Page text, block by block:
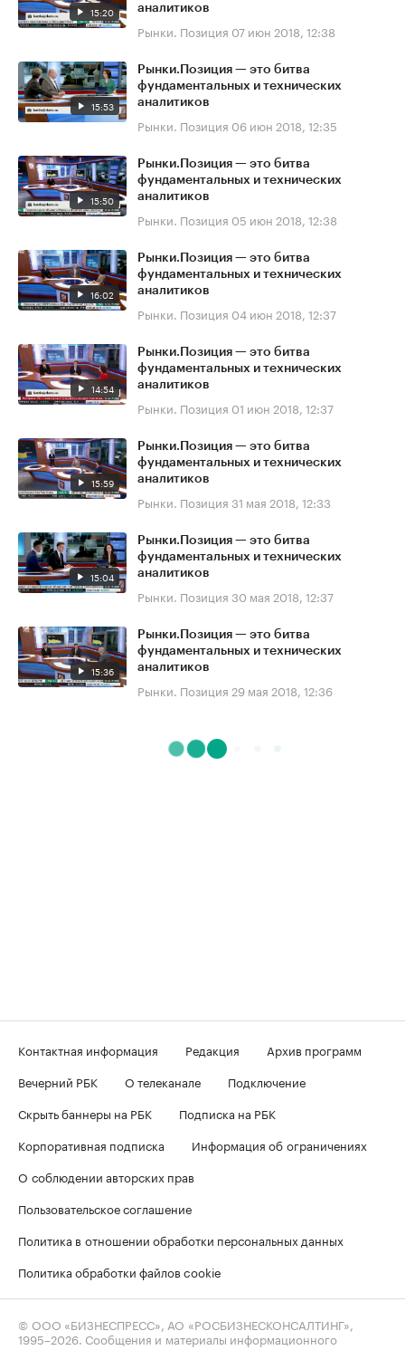
15:20
аналитиков
Рынки. Позиция 07 июн 2018, 12:38
15:53
Рынки.Позиция — это битва
фундаментальных и технических
аналитиков
Рынки. Позиция 06 июн 2018, 12:35
15:50
Рынки.Позиция — это битва
фундаментальных и технических
аналитиков
Рынки. Позиция 05 июн 2018, 12:38
16:02
Рынки.Позиция — это битва
фундаментальных и технических
аналитиков
Рынки. Позиция 04 июн 2018, 12:37
14:54
Рынки.Позиция — это битва
фундаментальных и технических
аналитиков
Рынки. Позиция 01 июн 2018, 12:37
15:59
Рынки.Позиция — это битва
фундаментальных и технических
аналитиков
Рынки. Позиция 31 мая 2018, 12:33
15:04
Рынки.Позиция — это битва
фундаментальных и технических
аналитиков
Рынки. Позиция 30 мая 2018, 12:37
15:36
Рынки.Позиция — это битва
фундаментальных и технических
аналитиков
Рынки. Позиция 29 мая 2018, 12:36
Контактная информация Редакция
Архив программ
Вечерний РБК
О телеканале
Подключение
Скрыть баннеры на РБК
Подписка на РБК
Корпоративная подписка
Информация об ограничениях
О соблюдении авторских прав
Пользовательское соглашение
Политика в отношении обработки персональных данных
Политика обработки файлов cookie
© ООО «БИЗНЕСПРЕСС», АО «РОСБИЗНЕСКОНСАЛТИНГ»,
1995–2026 . Сообщения и материалы информационного